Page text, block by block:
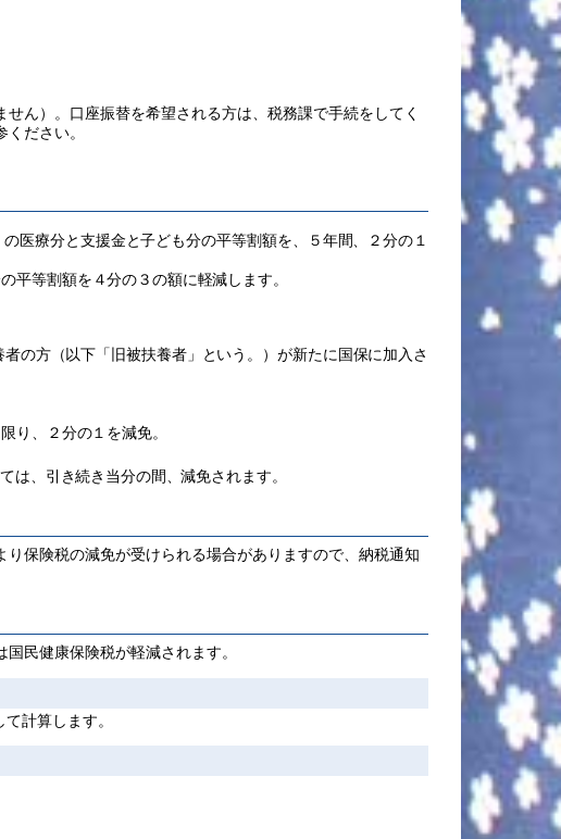
ん）。口座振替を希望される方は、税務課で手続をしてく
ださい。
医療分と支援金と子ども分の平等割額を、５年間、２分の１
平等割額を４分の３の額に軽減します。
の方（以下「旧被扶養者」という。）が新たに国保に加入さ
り、２分の１を減免。
、引き続き当分の間、減免されます。
保険税の減免が受けられる場合がありますので、納税通知
民健康保険税が軽減されます。
計算します。